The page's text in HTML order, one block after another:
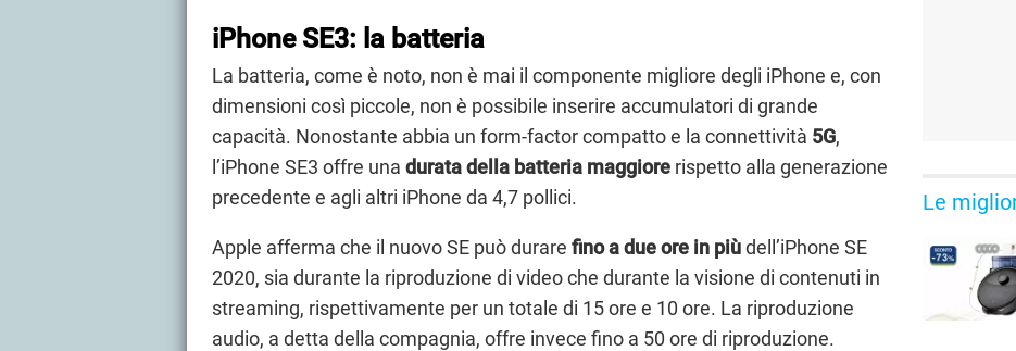
iPhone SE3: la batteria
La batteria, come è noto, non è mai il componente migliore degli iPhone e, con
dimensioni così piccole, non è possibile inserire accumulatori di grande
capacità. Nonostante abbia un form-factor compatto e la connettività 5G,
l’iPhone SE3 offre una durata della batteria maggiore rispetto alla generazione
precedente e agli altri iPhone da 4,7 pollici.
Apple afferma che il nuovo SE‌ può durare fino a due ore in piùdell’iPhone SE
2020, sia durante la riproduzione di video che durante la visione di contenuti in
streaming, rispettivamente per un totale di 15 ore e 10 ore. La riproduzione
audio, a detta della compagnia, offre invece fino a 50 ore di riproduzione.
Le